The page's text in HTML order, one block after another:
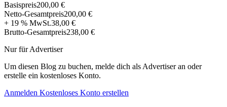
Basispreis200,00 €
Netto-Gesamtpreis200,00 €
+ 19 % MwSt.38,00 €
Brutto-Gesamtpreis238,00 €
Nur für Advertiser
Um diesen Blog zu buchen, melde dich als Advertiser an oder
erstelle ein kostenloses Konto.
Anmelden Kostenloses Konto erstellen